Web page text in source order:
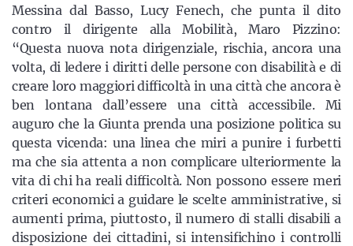
Messina dal Basso, Lucy Fenech, che punta il dito
contro il dirigente alla Mobilità, Maro Pizzino:
“Questa nuova nota dirigenziale, rischia, ancora una
volta, di ledere i diritti delle persone con disabilità e di
creare loro maggiori difficoltà in una città che ancora è
ben lontana dall’essere una città accessibile. Mi
auguro che la Giunta prenda una posizione politica su
questa vicenda: una linea che miri a punire i furbetti
ma che sia attenta a non complicare ulteriormente la
vita di chi ha reali difficoltà. Non possono essere meri
criteri economici a guidare le scelte amministrative, si
aumenti prima, piuttosto, il numero di stalli disabili a
disposizione dei cittadini, si intensifichino i controlli